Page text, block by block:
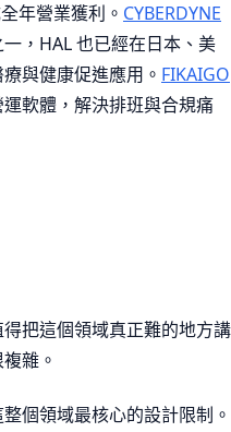
年營業獲利。 CYBERDYNE
，HAL 也已經在日本、美
與健康促進應用。 FIKAIGO
軟體，解決排班與合規痛
把這個領域真正難的地方講
雜。
整個領域最核心的設計限制。